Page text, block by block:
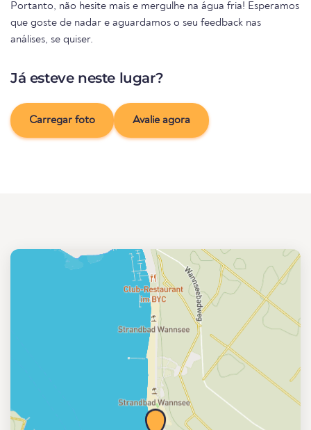
Portanto, não hesite mais e mergulhe na água fria! Esperamos
que goste de nadar e aguardamos o seu feedback nas
análises, se quiser.
Já esteve neste lugar?
Carregar foto Avalie agora